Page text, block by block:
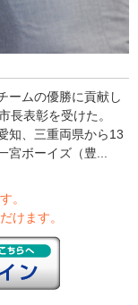
ームの優勝に貢献し
長表彰を受けた。
知、三重両県から13
ボーイズ（豊...
。
けます。